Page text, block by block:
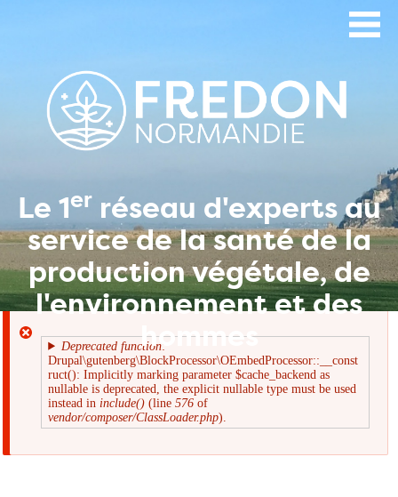
Le 1erréseau d'experts au
service de la santé de la
production végétale, de
l'environnement et des
hommes
Message
d'erreur
Deprecated function:
Drupal\gutenberg\BlockProcessor\OEmbedProcessor::__const
ruct(): Implicitly marking parameter $cache_backend as
nullable is deprecated, the explicit nullable type must be used
instead in include() (line576 of
vendor/composer/ClassLoader.php).